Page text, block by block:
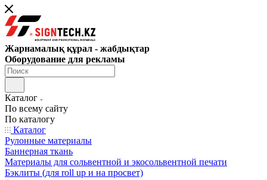
Жарнамалық құрал - жабдықтар
Оборудование для рекламы
Каталог
По всему сайту
По каталогу
Каталог
Рулонные материалы
Баннерная ткань
Материалы для сольвентной и экосольвентной печати
Бэклиты (для roll up и на просвет)